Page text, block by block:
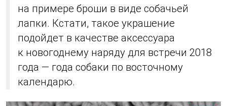
на примере броши в виде собачьей
лапки. Кстати, такое украшение
подойдет в качестве аксессуара
к новогоднему наряду для встречи 2018
года — года собаки по восточному
календарю.